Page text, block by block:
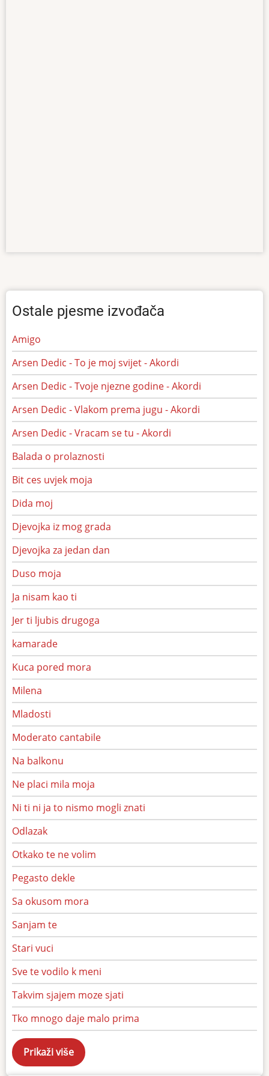
Ostale pjesme izvođača
Amigo
Arsen Dedic - To je moj svijet - Akordi
Arsen Dedic - Tvoje njezne godine - Akordi
Arsen Dedic - Vlakom prema jugu - Akordi
Arsen Dedic - Vracam se tu - Akordi
Balada o prolaznosti
Bit ces uvjek moja
Dida moj
Djevojka iz mog grada
Djevojka za jedan dan
Duso moja
Ja nisam kao ti
Jer ti ljubis drugoga
kamarade
Kuca pored mora
Milena
Mladosti
Moderato cantabile
Na balkonu
Ne placi mila moja
Ni ti ni ja to nismo mogli znati
Odlazak
Otkako te ne volim
Pegasto dekle
Sa okusom mora
Sanjam te
Stari vuci
Sve te vodilo k meni
Takvim sjajem moze sjati
Tko mnogo daje malo prima